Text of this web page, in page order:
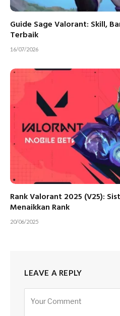
Guide Sage Valorant: Skill,
Terbaik
16/07/2026
Rank Valorant 2025 (V25):
Menaikkan Rank
20/06/2025
LEAVE A REPLY